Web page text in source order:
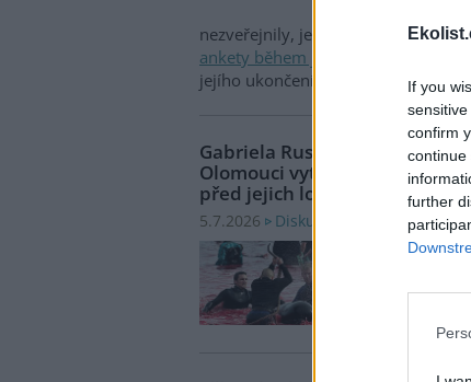
If you
confirm
continue
further
nezveřejnily, jen
obsáhlý
ankety během jejích třiceti ročníků
jejího ukončení.
Gabriela Rusó: Právnická
Olomouci vytvořila iniciativu
před jejich lovem
5.7.2026 Diskuse: 8